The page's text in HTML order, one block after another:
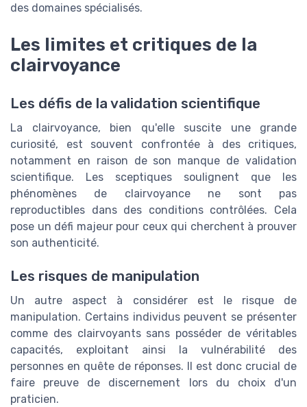
des domaines spécialisés.
Les limites et critiques de la
clairvoyance
Les défis de la validation scientifique
La clairvoyance, bien qu'elle suscite une grande
curiosité, est souvent confrontée à des critiques,
notamment en raison de son manque de validation
scientifique. Les sceptiques soulignent que les
phénomènes de clairvoyance ne sont pas
reproductibles dans des conditions contrôlées. Cela
pose un défi majeur pour ceux qui cherchent à prouver
son authenticité.
Les risques de manipulation
Un autre aspect à considérer est le risque de
manipulation. Certains individus peuvent se présenter
comme des clairvoyants sans posséder de véritables
capacités, exploitant ainsi la vulnérabilité des
personnes en quête de réponses. Il est donc crucial de
faire preuve de discernement lors du choix d'un
praticien.